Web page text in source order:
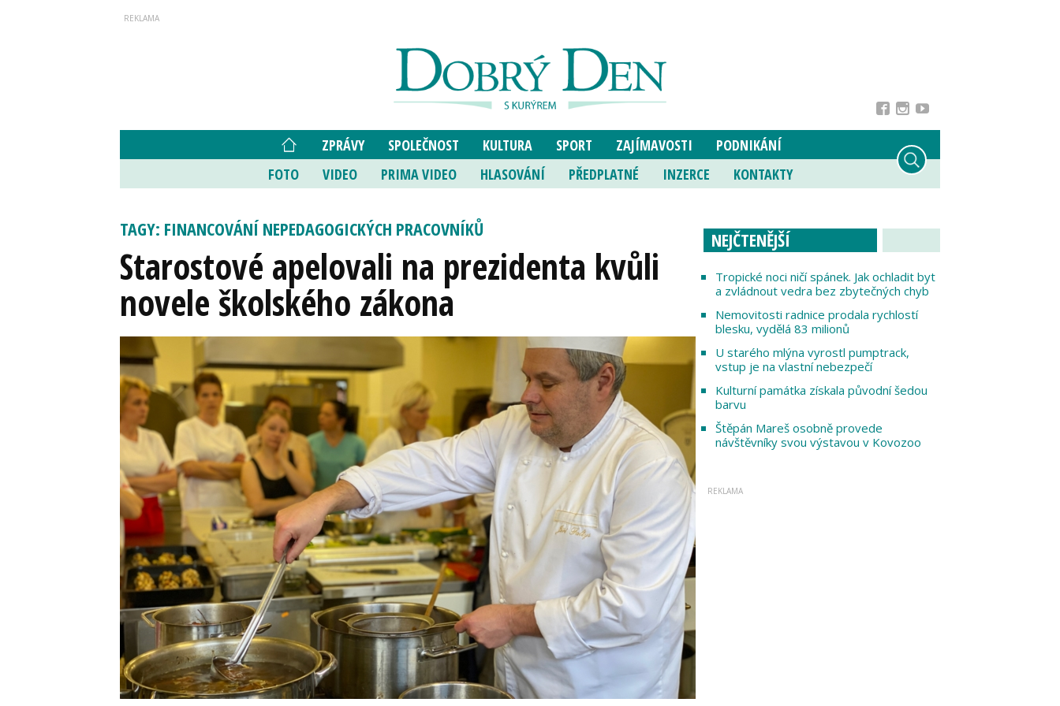
ZPRÁVY SPOLEČNOST KULTURA SPORT ZAJÍMAVOSTI
PODNIKÁNÍ
FOTO
VIDEO PRIMA VIDEO HLASOVÁNÍ PŘEDPLATNÉ INZERCE KONTAKTY
TAGY: FINANCOVÁNÍ NEPEDAGOGICKÝCH PRACOVNÍKŮ
Starostové apelovali na prezidenta kvůli
novele školského zákona
NEJČTENĚJŠÍ
Tropické noci ničí spánek. Jak ochladit byt
a zvládnout vedra bez zbytečných chyb
Nemovitosti radnice prodala rychlostí
blesku, vydělá 83 milionů
U starého mlýna vyrostl pumptrack,
vstup je na vlastní nebezpečí
Kulturní památka získala původní šedou
barvu
Štěpán Mareš osobně provede
návštěvníky svou výstavou v Kovozoo